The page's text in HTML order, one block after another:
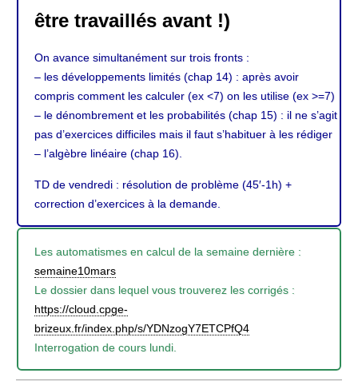
être travaillés avant !)
On avance simultanément sur trois fronts :
– les développements limités (chap 14) : après avoir
compris comment les calculer (ex <7) on les utilise (ex >=7)
– le dénombrement et les probabilités (chap 15) : il ne s’agit
pas d’exercices difficiles mais il faut s’habituer à les rédiger
– l’algèbre linéaire (chap 16).
TD de vendredi : résolution de problème (45′-1h) +
correction d’exercices à la demande.
Les automatismes en calcul de la semaine dernière :
semaine10mars
Le dossier dans lequel vous trouverez les corrigés :
https://cloud.cpge-
brizeux.fr/index.php/s/YDNzogY7ETCPfQ4
Interrogation de cours lundi.